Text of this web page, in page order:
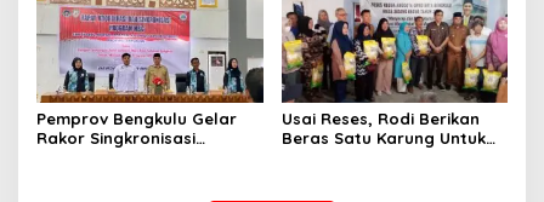
Pemprov Bengkulu Gelar
Rakor Singkronisasi
Usai Reses, Rodi Berikan
Beras Satu Karung Untuk